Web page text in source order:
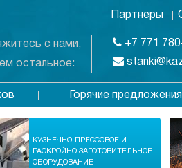
с нами,
остальное:
Партнеры
+7 771
Горячие предложения
КУЗНЕЧНО-ПРЕССОВОЕ И
РАСКРОЙНО ЗАГОТОВИТЕЛЬНОЕ
ОБОРУДОВАНИЕ